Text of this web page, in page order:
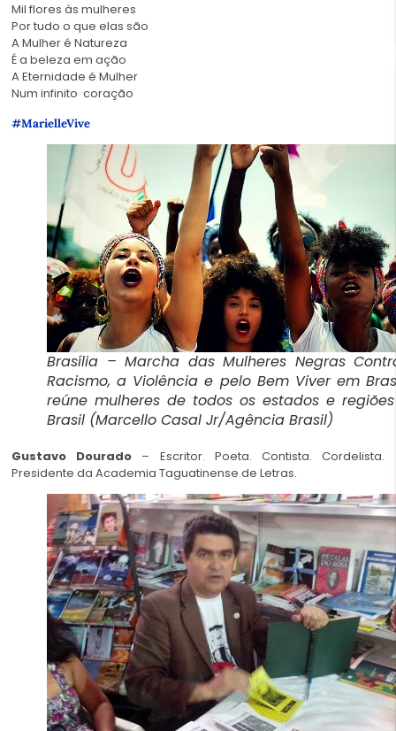
Mil flores às mulheres
Por tudo o que elas são
A Mulher é Natureza
É a beleza em ação
A Eternidade é Mulher
Num infinito coração
#MarielleVive
Brasília – Marcha das Mulheres Negras
Racismo, a Violência e pelo Bem Viver em
reúne mulheres de todos os estados e
Brasil (Marcello Casal Jr/Agência Brasil)
Gustavo Dourado – Escritor. Poeta. Contista. Cordelista.
Presidente da Academia Taguatinense de Letras.